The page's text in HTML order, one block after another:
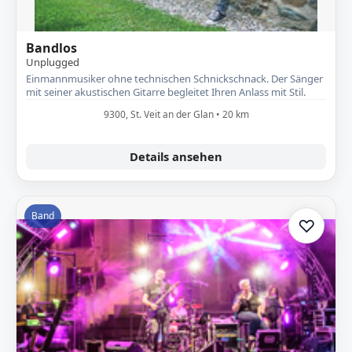
Bandlos
Unplugged
Einmannmusiker ohne technischen Schnickschnack. Der Sänger
mit seiner akustischen Gitarre begleitet Ihren Anlass mit Stil.
9300, St. Veit an der Glan • 20 km
Details ansehen
Band ♡Zur